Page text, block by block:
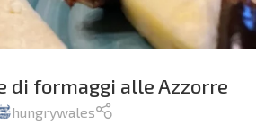
di formaggi alle Azzorre
hungrywales